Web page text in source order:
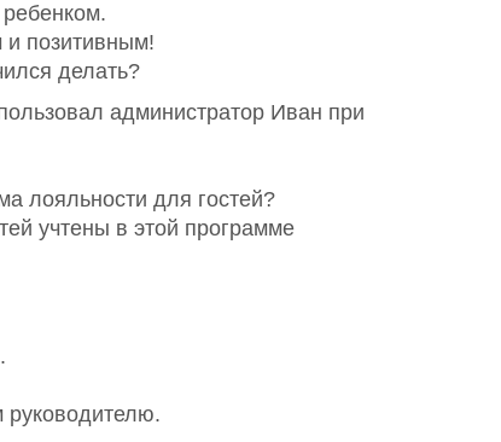
позитивным!
делать?
администратор Иван при
лояльности для гостей?
учтены в этой программе
руководителю.